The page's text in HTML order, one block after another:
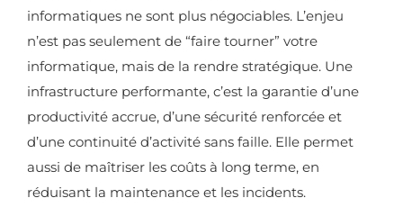
informatiques ne sont plus négociables. L’enjeu
n’est pas seulement de “faire tourner” votre
informatique, mais de la rendre stratégique. Une
infrastructure performante, c’est la garantie d’une
productivité accrue, d’une sécurité renforcée et
d’une continuité d’activité sans faille. Elle permet
aussi de maîtriser les coûts à long terme, en
réduisant la maintenance et les incidents.